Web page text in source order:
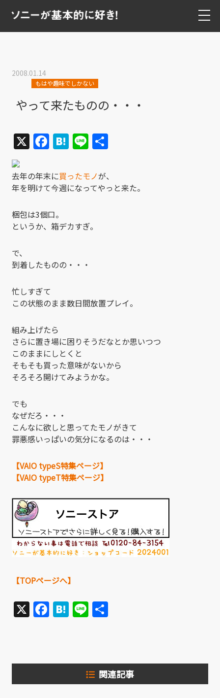
2008.01.14
もはや趣味でしかない
やって来たものの・・・
X Facebook
Hatena
Line
去年の年末に買ったモノが、
年を明けて今週になってやっと来た。
梱包は3個口。
というか、箱デカすぎ。
で、
到着したものの・・・
忙しすぎて
この状態のまま数日間放置プレイ。
組み上げたら
さらに置き場に困りそうだなとか思いつつ
このままにしとくと
そもそも買った意味がないから
そろそろ開けてみようかな。
でも
なぜだろ・・・
こんなに欲しと思ってたモノがきて
罪悪感いっぱいの気分になるのは・・・
【VAIO typeS特集ページ】
【VAIO typeT特集ページ】
【TOPページへ】
X Facebook
Hatena
Line
関連記事